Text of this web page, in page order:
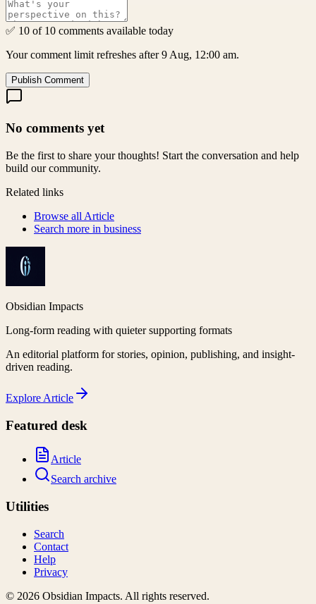
✅ 10 of 10 comments available today
Your comment limit refreshes after 9 Aug, 12:00 am.
Publish Comment
No comments yet
Be the first to share your thoughts! Start the conversation and help
build our community.
Related links
Browse all Article
Search more in business
Obsidian Impacts
Long-form reading with quieter supporting formats
An editorial platform for stories, opinion, publishing, and insight-
driven reading.
Explore Article
Featured desk
Article
Search archive
Utilities
Search
Contact
Help
Privacy
© 2026 Obsidian Impacts. All rights reserved.